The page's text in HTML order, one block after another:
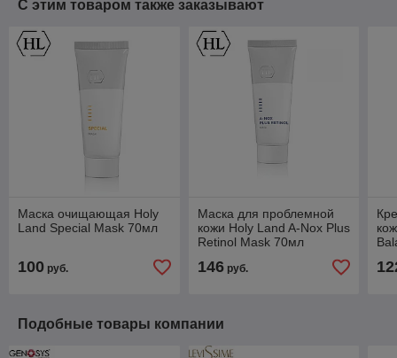
С этим товаром также заказывают
Маска очищающая Holy
Land Special Mask 70мл
100 руб.
Маска для проблемной
кожи Holy Land A-Nox Plus
Retinol Mask 70мл
146руб.
Подобные товары компании